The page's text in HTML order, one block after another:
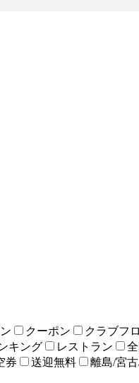
クーポン クラブフ
キング レストラン
券 送迎無料 離島/宮